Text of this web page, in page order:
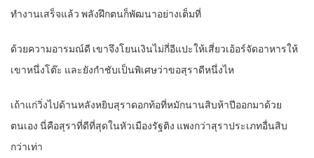
ทำงานเสร็จแล้ว พลังฝึกตนก็พัฒนาอย่างเต็มที่
ด้วยความอารมณ์ดี เขาจึงโยนเงินไม่กี่อีแปะให้เสี่ยวเอ้อร์จัดอาหารให้
เขาหนึ่งโต๊ะ และยังกำชับเป็นพิเศษว่าขอสุราดีหนึ่งไห
เถ้าแก่วิ่งไปด้านหลังหยิบสุราดอกท้อที่หมักนานสิบห้าปีออกมาด้วย
ตนเอง นี่คือสุราที่ดีที่สุดในหัวเมืองรัฐติง แพงกว่าสุราประเภทอื่นสิบ
กว่าเท่า